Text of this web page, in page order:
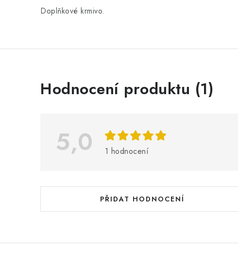
Doplňkové krmivo.
Hodnocení produktu (1)
5,0 1 hodnocení
PŘIDAT HODNOCENÍ
V
o
n
c